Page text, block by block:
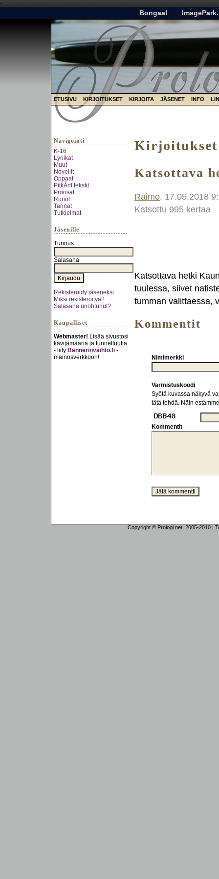
-
Bongaa!
ETUSIVU KIRJOITUKSET KIRJOITA JÄSENET INFO
Navigointi
K-16
Lyriikat
Muut
Novellit
Oppaat
PitkÃ¤t tekstit
Proosat
Runot
Tarinat
Tutkielmat
Jäsenille
Tunnus
Salasana
Rekisteröidy jäseneksi
Miksi rekisteröityä?
Salasana unohtunut?
Kaupalliset
Webmaster! Lisää sivustosi
kävijämääriä ja tunnettuutta
- liity Bannerinvaihto.fi -
mainosverkkoon!
Kirjoitukset
Katsottava
Raimo, 17.05.2018
Katsottu 995 kertaa
Katsottava hetki
tuulessa, siivet
tumman valittaessa,
Kommentit
Nimimerkki
Varmistuskoodi
Syötä kuvassa näkyvä
tätä tehdä. Näin
Kommentit
Copyright © Prologi.net, 2005-2010 |